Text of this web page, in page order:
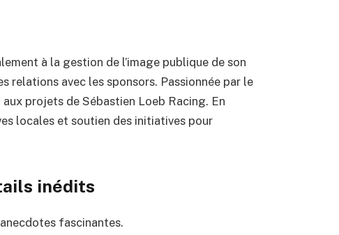
à la gestion de l’image publique de son
relations avec les sponsors. Passionnée par le
projets de Sébastien Loeb Racing. En
locales et soutien des initiatives pour
inédits
fascinantes.